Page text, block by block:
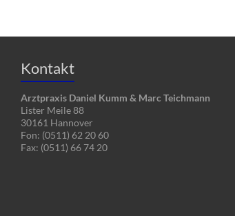
Kontakt
Arztpraxis Daniel Kumm & Marc Teichmann
Lister Meile 88
30161 Hannover
Fon: (0511) 62 20 60
Fax: (0511) 66 74 20